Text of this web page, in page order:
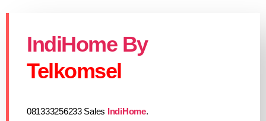
IndiHome By
Telkomsel
081333256233 Sales IndiHome.